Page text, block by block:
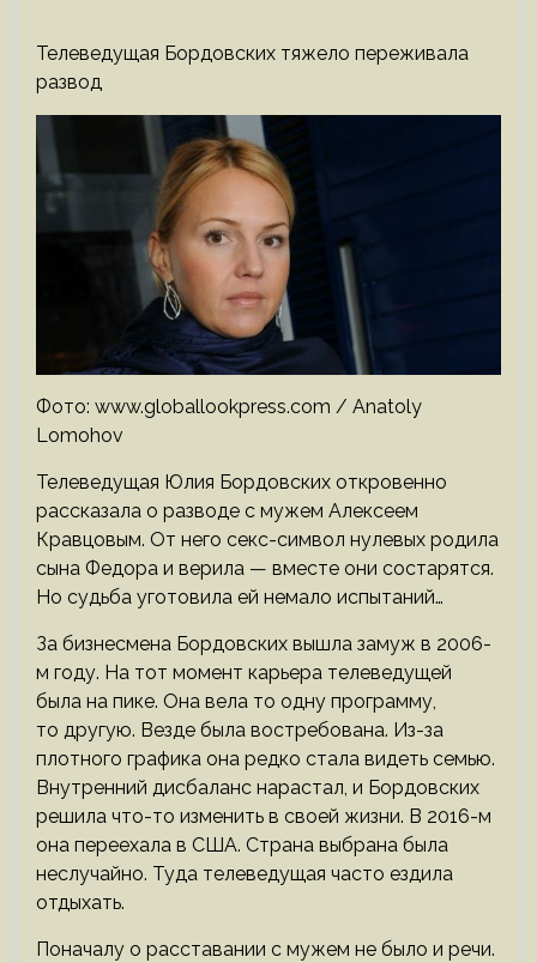
Телеведущая Бордовских тяжело переживала
развод
Фото: www.globallookpress.com / Anatoly
Lomohov
Телеведущая Юлия Бордовских откровенно
рассказала о разводе с мужем Алексеем
Кравцовым. От него секс-символ нулевых родила
сына Федора и верила — вместе они состарятся.
Но судьба уготовила ей немало испытаний…
За бизнесмена Бордовских вышла замуж в 2006-
м году. На тот момент карьера телеведущей
была на пике. Она вела то одну программу,
то другую. Везде была востребована. Из-за
плотного графика она редко стала видеть семью.
Внутренний дисбаланс нарастал, и Бордовских
решила что-то изменить в своей жизни. В 2016-м
она переехала в США. Страна выбрана была
неслучайно. Туда телеведущая часто ездила
отдыхать.
Поначалу о расставании с мужем не было и речи.